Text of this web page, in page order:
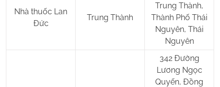
Nhà thuốc Lan
Đức
Trung Thành
Trung Thành,
Thành Phố Thái
Nguyên, Thái
Nguyên
342 Đường
Lương Ngọc
Quyến, Đồng